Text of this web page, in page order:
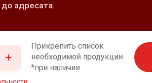
адресата.
Прикрепить список
необходимой продукции
*при наличии